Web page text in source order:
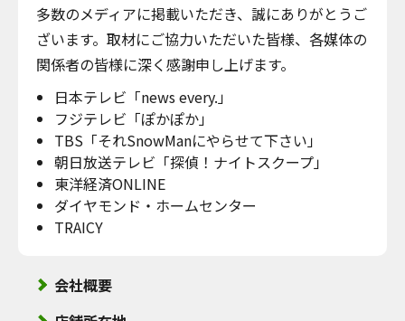
多数のメディアに掲載いただき、誠にありがとうご
ざいます。取材にご協力いただいた皆様、各媒体の
関係者の皆様に深く感謝申し上げます。
日本テレビ「news every.」
フジテレビ「ぽかぽか」
TBS「それSnowManにやらせて下さい」
朝日放送テレビ「探偵！ナイトスクープ」
東洋経済ONLINE
ダイヤモンド・ホームセンター
TRAICY
会社概要